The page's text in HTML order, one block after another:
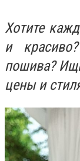
Хотите
и
пошива?
цены и